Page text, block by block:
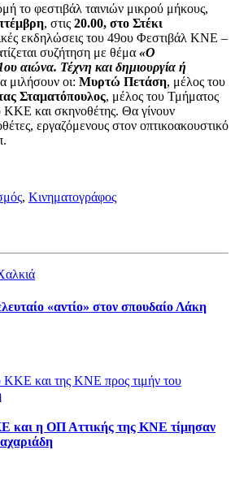
το φεστιβάλ ταινιών μικρού μήκους,
, στις 20.00, στο Στέκι
εκδηλώσεις του 49ου Φεστιβάλ ΚΝΕ –
συζήτηση με θέμα «Ο
αιώνα. Τέχνη και δημιουργία ή
μιλήσουν οι: Μυρτώ Πετάση, μέλος του
Σταματόπουλος, μέλος του Τμήματος
ΚΚΕ και σκηνοθέτης. Θα γίνουν
εργαζόμενους στον οπτικοακουστικό
, Κινηματογράφος
«αντίο» στον σπουδαίο Λάκη
και η ΟΠ Αττικής της ΚΝΕ τίμησαν